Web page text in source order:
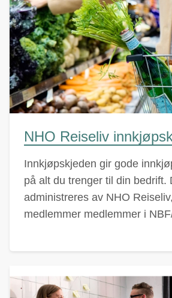
NHO Reiseliv
Innkjøpskjeden gir gode
på alt du trenger til din bedrift.
administreres av NHO
medlemmer medlemmer i